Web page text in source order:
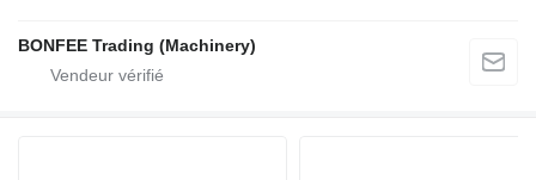
BONFEE Trading (Machinery)